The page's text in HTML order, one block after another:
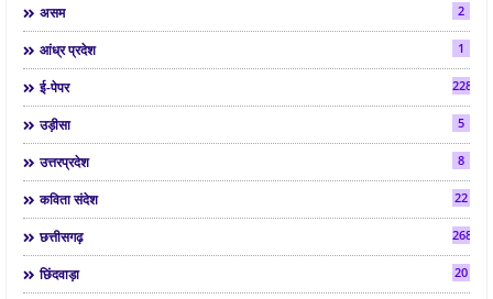
असम 2
आंध्र प्रदेश 1
ई-पेपर 2286
उड़ीसा 5
उत्तरप्रदेश 8
कविता संदेश 22
छत्तीसगढ़ 268
छिंदवाड़ा 20